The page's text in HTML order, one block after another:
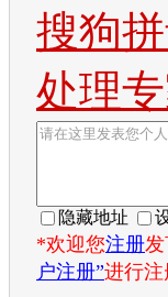
搜狗
处理
隐藏地址
*欢迎您注册
户注册”进行注